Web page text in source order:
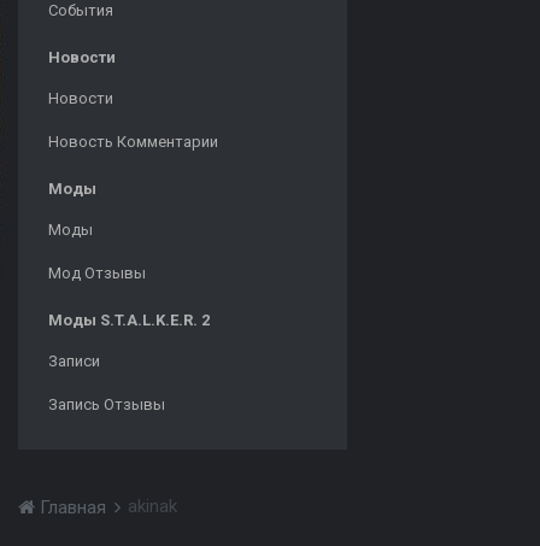
События
Новости
Новости
Новость Комментарии
Моды
Моды
Мод Отзывы
Моды S.T.A.L.K.E.R. 2
Записи
Запись Отзывы
Главная akinak